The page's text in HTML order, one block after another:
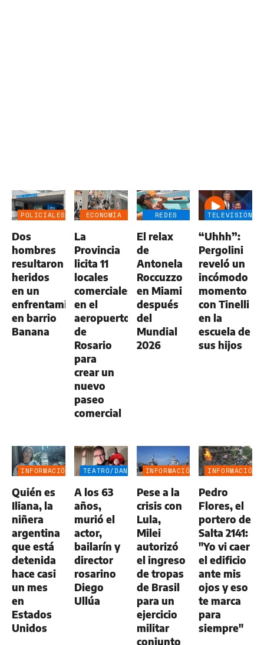
POLICIALES
Dos
hombres
resultaron
heridos
en un
enfrentamiento
en barrio
Banana
ECONOMÍA
La
Provincia
licita 11
locales
comerciales
en el
aeropuerto
de
Rosario
para
crear un
nuevo
paseo
comercial
REDES
El relax
de
Antonela
Roccuzzo
en Miami
después
del
Mundial
2026
TELEVISIÓN
“Uhhh”:
Pergolini
reveló un
incómodo
momento
con Tinelli
en la
escuela de
sus hijos
INFORMACIÓN
Quién es
Iliana, la
niñera
argentina
que está
detenida
hace casi
un mes
en
Estados
Unidos
TEATRO/DANZA
A los 63
años,
murió el
actor,
bailarín y
director
rosarino
Diego
Ullúa
INFORMACIÓN
Pese a la
crisis con
Lula,
Milei
autorizó
el ingreso
de tropas
de Brasil
para un
ejercicio
militar
conjunto
INFORMACIÓN
Pedro
Flores, el
portero de
Salta 2141:
"Yo vi caer
el edificio
ante mis
ojos y eso
te marca
para
siempre"